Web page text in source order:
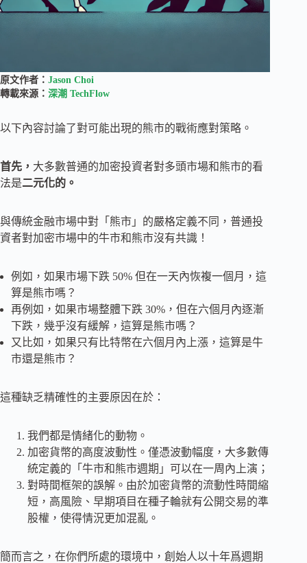
原文作者： Jason Choi
轉載來源： 深潮 TechFlow
以下內容討論了對可能出現的熊市的戰術應對策略。
首先， 大多數普通的加密投資者對多頭市場和熊市的看
法是二元化的。
與傳統金融市場中對「熊市」的嚴格定義不同，普通投
資者對加密市場中的牛市和熊市沒有共識！
例如，如果市場下跌 50% 但在一天內恢複一個月，這
算是熊市嗎？
再例如，如果市場整體下跌 30%，但在六個月內逐漸
下跌，幾乎沒有緩解，這算是熊市嗎？
又比如，如果只有比特幣在六個月內上漲，這算是牛
市還是熊市？
這種缺乏精確性的主要原因在於：
我們都是情緒化的動物。
加密貨幣的高度波動性。僅憑波動幅度，大多數傳
統定義的「牛市和熊市週期」可以在一周內上演；
對時間框架的誤解。由於加密貨幣的流動性時間縮
短，高風險、早期項目在種子輪就有公開交易的準
股權，使得情況更加混亂。
簡而言之，在你們所處的環境中，創始人以十年爲週期